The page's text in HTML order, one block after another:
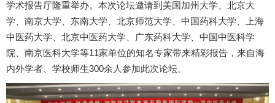
学术报告厅隆重举办。本次论坛邀请到 美国加州大学、北京大
学、南京大学、东南大学、北京师范大学、中国药科大学、上海
中医药大学、北京中医药大学、广东药科大学、中国中医科学
院、南京医科大学等11家单位的知名专家带来精彩报告， 来自海
内外学者、学校师生300余人参加此次论坛。